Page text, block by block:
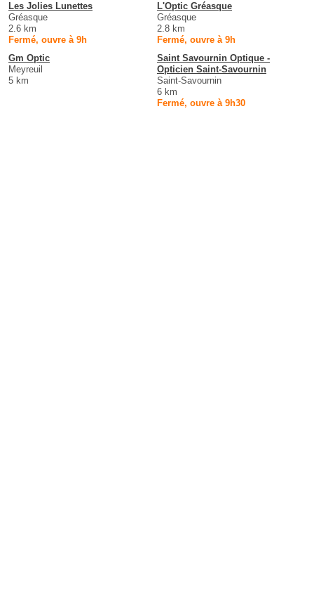
Les Jolies Lunettes
Gréasque
2.6 km
Fermé, ouvre à 9h
L'Optic Gréasque
Gréasque
2.8 km
Fermé, ouvre à 9h
Gm Optic
Meyreuil
5 km
Saint Savournin Optique -
Opticien Saint-Savournin
Saint-Savournin
6 km
Fermé, ouvre à 9h30